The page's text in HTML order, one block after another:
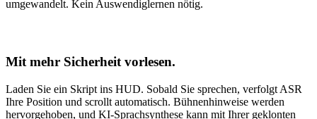
umgewandelt. Kein Auswendiglernen nötig.
Mit mehr Sicherheit vorlesen.
Laden Sie ein Skript ins HUD. Sobald Sie sprechen, verfolgt ASR
Ihre Position und scrollt automatisch. Bühnenhinweise werden
hervorgehoben, und KI-Sprachsynthese kann mit Ihrer geklonten